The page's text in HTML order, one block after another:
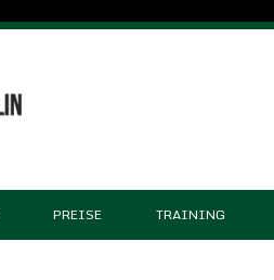
PREISE TRAINING